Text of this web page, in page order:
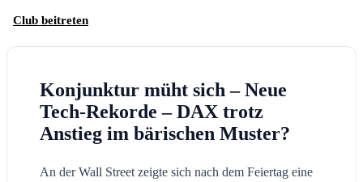
Club beitreten
Konjunktur müht sich – Neue
Tech-Rekorde – DAX trotz
Anstieg im bärischen Muster?
An der Wall Street zeigte sich nach dem Feiertag eine